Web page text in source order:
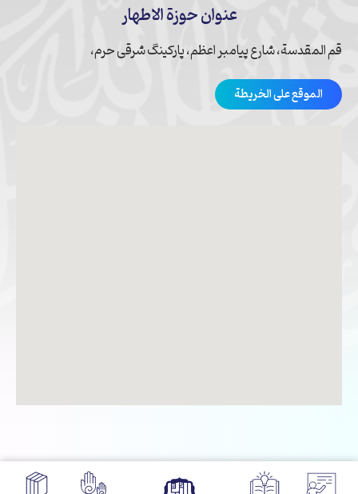
عنوان حوزة الاطهار
قم المقدسة، شارع پیامبر اعظم، پارکینگ شرقی حرم،
الموقع على الخريطة